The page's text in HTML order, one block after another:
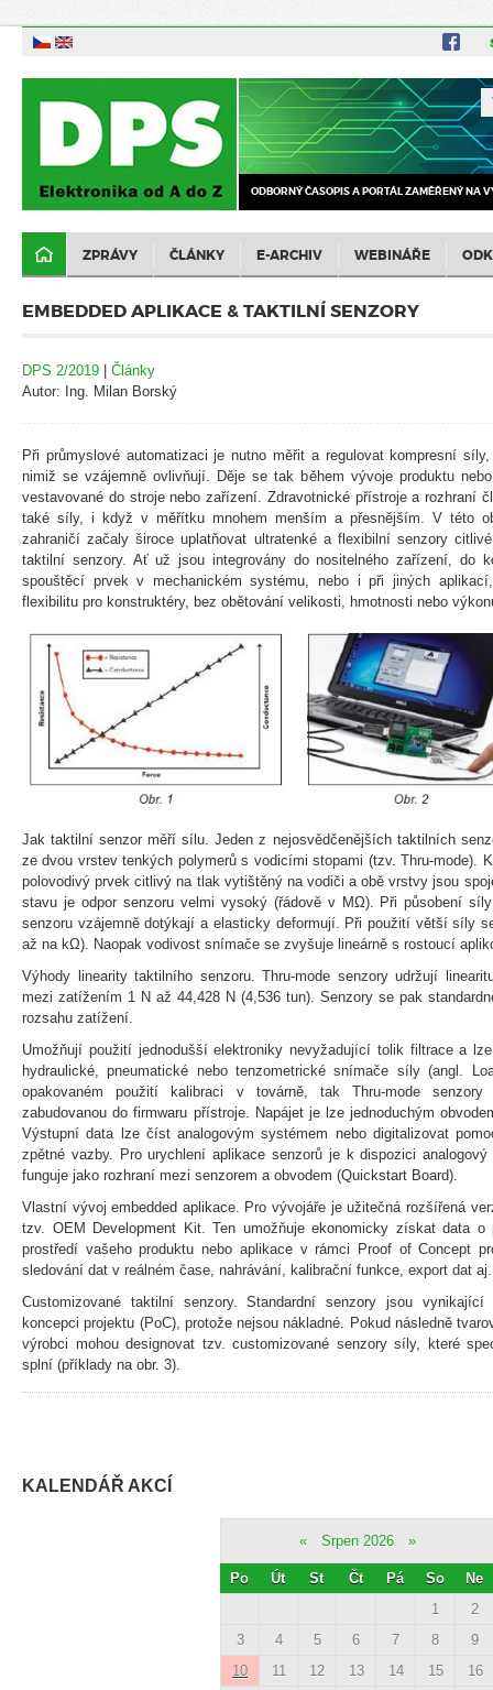
ODBORNÝ ČASOPIS A PORTÁL ZAMĚŘENÝ NA
ZPRÁVY ČLÁNKY E-ARCHIV WEBINÁŘE
EMBEDDED APLIKACE & TAKTILNÍ SENZORY
DPS 2/2019 | Články
Autor: Ing. Milan Borský
Při průmyslové automatizaci je nutno měřit a regulovat kompresní
nimiž se vzájemně ovlivňují. Děje se tak během vývoje produktu
vestavované do stroje nebo zařízení. Zdravotnické přístroje a rozhraní
také síly, i když v měřítku mnohem menším a přesnějším. V této
zahraničí začaly široce uplatňovat ultratenké a flexibilní senzory
taktilní senzory. Ať už jsou integrovány do nositelného zařízení, do
spouštěcí prvek v mechanickém systému, nebo i při jiných
flexibilitu pro konstruktéry, bez obětování velikosti, hmotnosti nebo
Jak taktilní senzor měří sílu. Jeden z nejosvědčenějších taktilních
ze dvou vrstev tenkých polymerů s vodicími stopami (tzv. Thru-mode).
polovodivý prvek citlivý na tlak vytištěný na vodiči a obě vrstvy jsou
stavu je odpor senzoru velmi vysoký (řádově v MΩ). Při působení
senzoru vzájemně dotýkají a elasticky deformují. Při použití větší síly
až na kΩ). Naopak vodivost snímače se zvyšuje lineárně s rostoucí
Výhody linearity taktilního senzoru. Thru-mode senzory udržují
mezi zatížením 1 N až 44,428 N (4,536 tun). Senzory se pak
rozsahu zatížení.
Umožňují použití jednodušší elektroniky nevyžadující tolik filtrace a
hydraulické, pneumatické nebo tenzometrické snímače síly (angl.
opakovaném použití kalibraci v továrně, tak Thru-mode
zabudovanou do firmwaru přístroje. Napájet je lze jednoduchým
Výstupní data lze číst analogovým systémem nebo digitalizovat
zpětné vazby. Pro urychlení aplikace senzorů je k dispozici
funguje jako rozhraní mezi senzorem a obvodem (Quickstart Board).
Vlastní vývoj embedded aplikace. Pro vývojáře je užitečná rozšířená
tzv. OEM Development Kit. Ten umožňuje ekonomicky získat data
prostředí vašeho produktu nebo aplikace v rámci Proof of Concept
sledování dat v reálném čase, nahrávání, kalibrační funkce, export dat
Customizované taktilní senzory. Standardní senzory jsou
koncepci projektu (PoC), protože nejsou nákladné. Pokud následně
výrobci mohou designovat tzv. customizované senzory síly, které
splní (příklady na obr. 3).
KALENDÁŘ AKCÍ
« Srpen 2026 »
Po Út St Čt Pá So
Ne
1
2
3
4 5 6 7 8
9
10
11 12 13 14 15
16